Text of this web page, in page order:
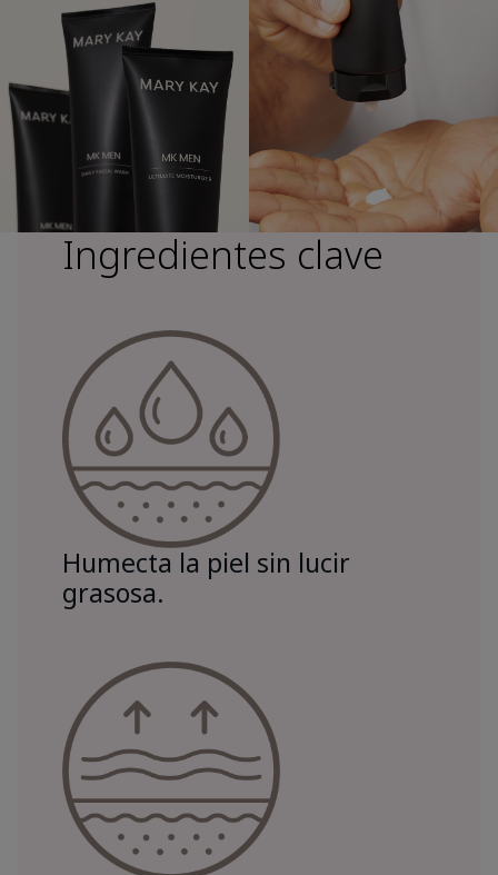
Ingredientes clave
Humecta la piel sin lucir
grasosa.